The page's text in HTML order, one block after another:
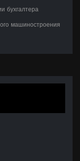
бухгалтера
машиностроения